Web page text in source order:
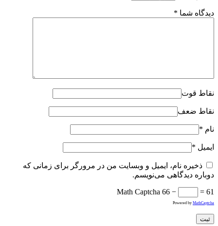
دیدگاه شما *
نقاط قوت
نقاط ضعف
نام *
ایمیل *
ذخیره نام، ایمیل و وبسایت من در مرورگر برای زمانی که
دوباره دیدگاهی می‌نویسم.
Math Captcha 66 − = 61
Powered by MathCaptcha